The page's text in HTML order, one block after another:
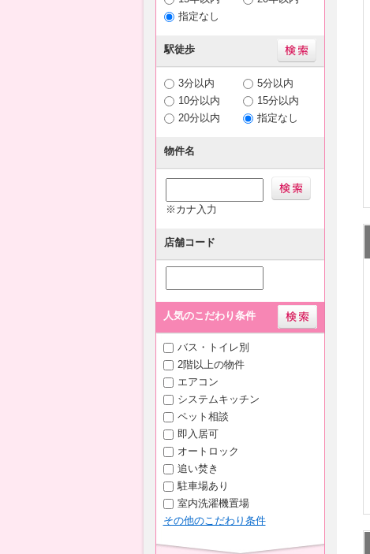
指定なし
駅徒歩
3分以内
5分以内
10分以内
15分以内
20分以内
指定なし
物件名
※カナ入力
店舗コード
人気のこだわり条件
バス・トイレ別
2階以上の物件
エアコン
システムキッチン
ペット相談
即入居可
オートロック
追い焚き
駐車場あり
室内洗濯機置場
その他のこだわり条件